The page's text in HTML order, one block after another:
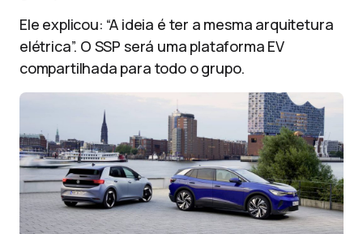
Ele explicou: “A ideia é ter a mesma arquitetura
elétrica”. O SSP será uma plataforma EV
compartilhada para todo o grupo.